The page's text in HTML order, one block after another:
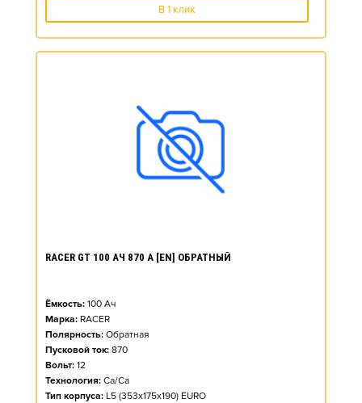
В 1 клик
RACER GT 100 АЧ 870 А [EN] ОБРАТНЫЙ
Ёмкость: 100 Ач
Марка: RACER
Полярность: Обратная
Пусковой ток: 870
Вольт: 12
Технология: Ca/Ca
Тип корпуса: L5 (353x175x190) EURO